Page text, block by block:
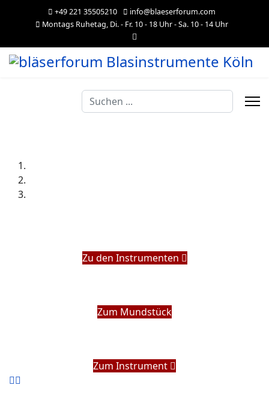
+49 221 35505210
info@blaeserforum.com
Montags Ruhetag, Di. - Fr. 10 - 18 Uhr - Sa. 10 - 14 Uhr
Suchen
...
Zu den Instrumenten
Zum Mundstück
Zum Instrument